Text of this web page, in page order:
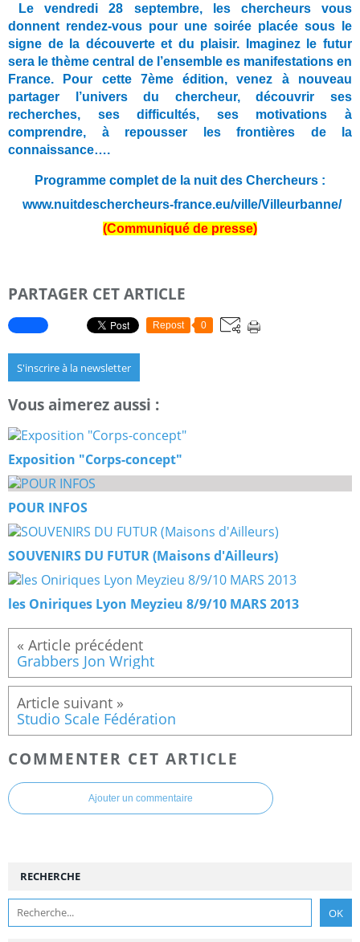
Le vendredi 28 septembre, les chercheurs vous
donnent rendez-vous pour une soirée placée sous le
signe de la découverte et du plaisir. Imaginez le futur
sera le thème central de l’ensemble es manifestations en
France. Pour cette 7ème édition, venez à nouveau
partager l’univers du chercheur, découvrir ses
recherches, ses difficultés, ses motivations à
comprendre, à repousser les frontières de la
connaissance….
Programme complet de la nuit des Chercheurs :
www.nuitdeschercheurs-france.eu/ville/Villeurbanne/
(Communiqué de presse)
PARTAGER CET ARTICLE
Repost 0
S'inscrire à la newsletter
Vous aimerez aussi :
Exposition "Corps-concept"
POUR INFOS
SOUVENIRS DU FUTUR (Maisons d'Ailleurs)
les Oniriques Lyon Meyzieu 8/9/10 MARS 2013
Grabbers Jon Wright
Studio Scale Fédération
COMMENTER CET ARTICLE
Ajouter un commentaire
RECHERCHE